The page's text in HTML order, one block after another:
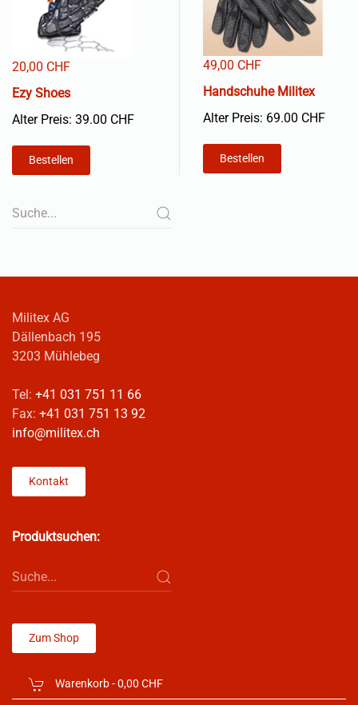
20,00 CHF
Ezy Shoes
Alter Preis: 39.00 CHF
Bestellen
49,00 CHF
Handschuhe Militex
Alter Preis: 69.00 CHF
Bestellen
Militex AG
Dällenbach 195
3203 Mühlebeg
Tel: +41 031 751 11 66
Fax: +41 031 751 13 92
info@militex.ch
Kontakt
Produktsuchen:
Zum Shop
Warenkorb -0,00 CHF